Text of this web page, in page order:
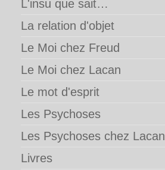
L'insu que sait…
La relation d'objet
Le Moi chez Freud
Le Moi chez Lacan
Le mot d'esprit
Les Psychoses
Les Psychoses chez Lacan
Livres